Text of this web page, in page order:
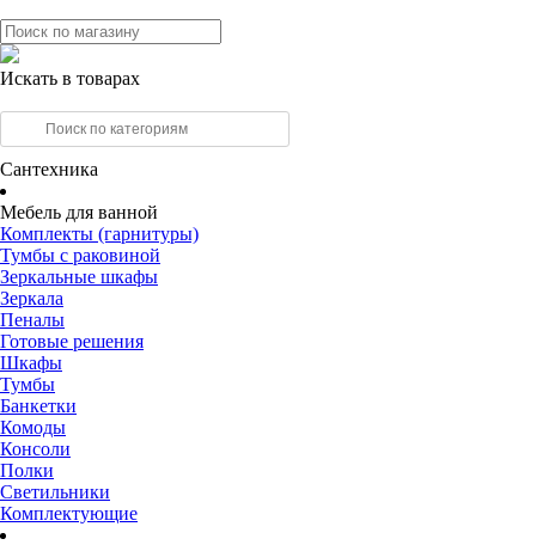
Искать в товарах
Сантехника
Мебель для ванной
Комплекты (гарнитуры)
Тумбы с раковиной
Зеркальные шкафы
Зеркала
Пеналы
Готовые решения
Шкафы
Тумбы
Банкетки
Комоды
Консоли
Полки
Светильники
Комплектующие